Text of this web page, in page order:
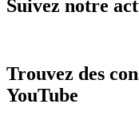
Suivez notre
Trouvez des
YouTube